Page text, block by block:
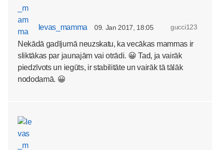
Ievas_mamma 09. Jan 2017, 18:05 gucci123
Nekādā gadījumā neuzskatu, ka vecākas mammas ir
sliktākas par jaunajām vai otrādi. 😀 Tad, ja vairāk
piedzīvots un iegūts, ir stabilitāte un vairāk tā tālāk
nododamā. 😀